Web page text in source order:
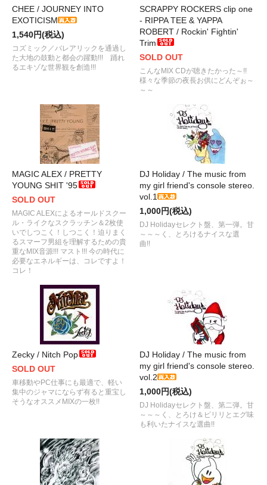
CHEE / JOURNEY INTO
EXOTICISM
1,540円(税込)
コズミック／バレアリックを通過し
た大地の鼓動と都会の躍動!!! 踊れ
るエキゾな世界観を創造!!!
SCRAPPY ROCKERS clip one
- RIPPA TEE & YAPPA
ROBERT / Rockin' Fightin'
Trim
SOLD OUT
こんなMIX CDが聴きたかった～!!
様々な季節の夜長お供にどんぞぉ～
～～
MAGIC ALEX / PRETTY
YOUNG SHIT '95
SOLD OUT
MAGIC ALEXによるオールドスクー
ル・ライクなスクラッチン＆2枚使
いでしつこく！しつこく！迫りまく
るスマーフ男組を理解するための貴
重なMIX音源!!! マスト!!! 今の時代に
必要なエネルギーは、コレですよ！
コレ！
DJ Holiday / The music from
my girl friend's console stereo.
vol.1
1,000円(税込)
DJ Holidayセレクト盤、第一弾。甘
～～～く、とろけるナイスな選
曲!!
Zecky / Nitch Pop
SOLD OUT
車移動やPC仕事にも最適で、軽い
集中のジャマにならず有ると重宝し
そうなオススメMIXの一枚!!
DJ Holiday / The music from
my girl friend's console stereo.
vol.2
1,000円(税込)
DJ Holidayセレクト盤、第二弾。甘
～～～く、とろけ＆ピリリとエグ味
も利いたナイスな選曲!!